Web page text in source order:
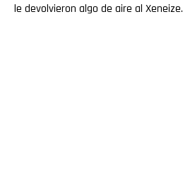
le devolvieron algo de aire al Xeneize.